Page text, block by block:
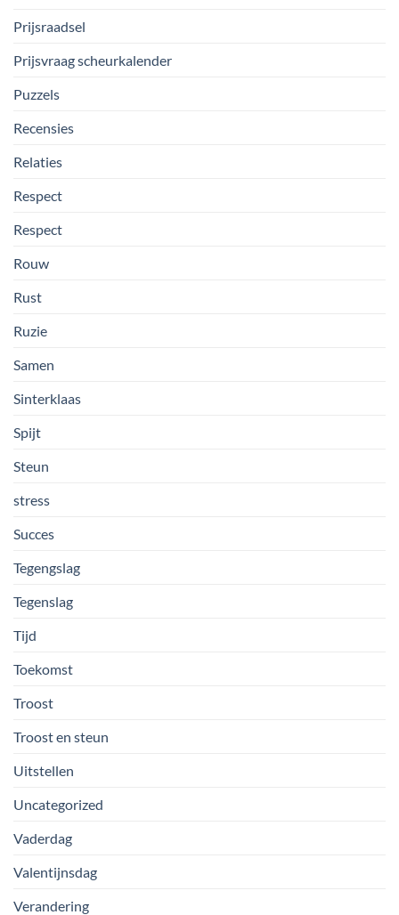
Prijsraadsel
Prijsvraag scheurkalender
Puzzels
Recensies
Relaties
Respect
Respect
Rouw
Rust
Ruzie
Samen
Sinterklaas
Spijt
Steun
stress
Succes
Tegengslag
Tegenslag
Tijd
Toekomst
Troost
Troost en steun
Uitstellen
Uncategorized
Vaderdag
Valentijnsdag
Verandering